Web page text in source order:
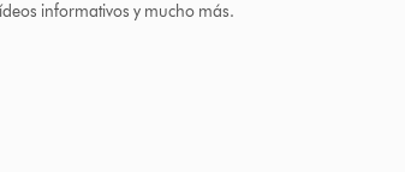
informativos y mucho más.